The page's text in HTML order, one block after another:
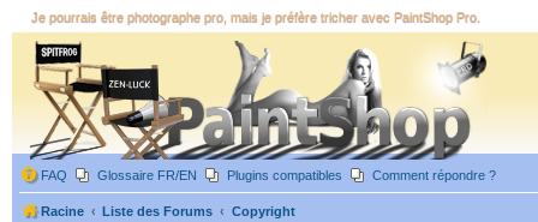
Je pourrais être photographe pro, mais je préfère tricher avec PaintShop Pro.
FAQ Glossaire FR/EN Plugins compatibles Comment répondre ?
Racine Liste des Forums Copyright